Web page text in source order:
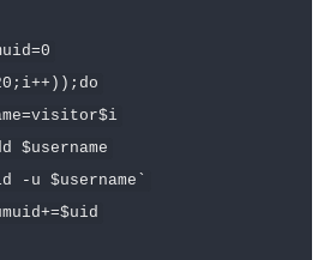
=0
; i++)); do
=visitor$i
$username
-u $username`
+=$uid